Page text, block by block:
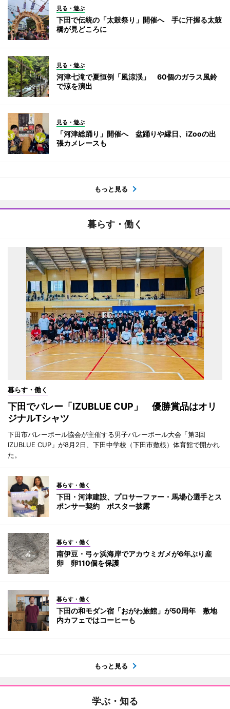
見る・遊ぶ
下田で伝統の「太鼓祭り」開催へ 手に汗握る太鼓
橋が見どころに
見る・遊ぶ
河津七滝で夏恒例「風涼渓」 60個のガラス風鈴
で涼を演出
見る・遊ぶ
「河津総踊り」開催へ 盆踊りや縁日、iZooの出
張カメレースも
もっと見る
暮らす・働く
暮らす・働く
下田でバレー「IZUBLUE CUP」 優勝賞品はオリ
ジナルTシャツ
下田市バレーボール協会が主催する男子バレーボール大会「第3回
IZUBLUE CUP」が8月2日、下田中学校（下田市敷根）体育館で開かれ
た。
暮らす・働く
下田・河津建設、プロサーファー・馬場心選手とス
ポンサー契約 ポスター披露
暮らす・働く
南伊豆・弓ヶ浜海岸でアカウミガメが6年ぶり産
卵 卵110個を保護
暮らす・働く
下田の和モダン宿「おがわ旅館」が50周年 敷地
内カフェではコーヒーも
もっと見る
学ぶ・知る